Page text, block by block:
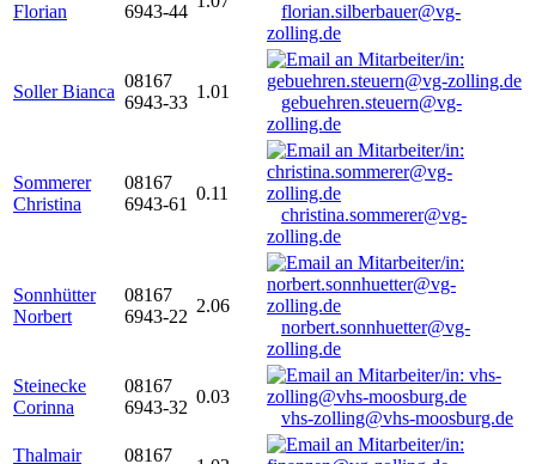
Florian
6943-44
florian.silberbauer@vg-
zolling.de
Soller Bianca
08167
6943-33
1.01
gebuehren.steuern@vg-
zolling.de
Sommerer
Christina
08167
6943-61
0.11
christina.sommerer@vg-
zolling.de
Sonnhütter
Norbert
08167
6943-22
2.06
norbert.sonnhuetter@vg-
zolling.de
Steinecke
Corinna
08167
6943-32
0.03
vhs-zolling@vhs-moosburg.de
Thalmair
08167